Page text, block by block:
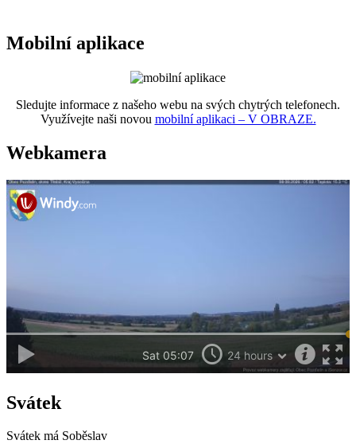
Mobilní aplikace
Sledujte informace z našeho webu na svých chytrých telefonech.
Využívejte naši novou mobilní aplikaci – V OBRAZE.
Webkamera
Svátek
Svátek má Soběslav